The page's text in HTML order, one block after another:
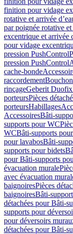
finition pour vidage
rotative et arrivée
par poignée rotative et
excentrique et arrivée
pour vidage
pression PushControl
pression PushControl
cache-bonde
raccordement
rinçageGeberit Duofix
porteursPièces
porteursHabillages
AccessoiresBâti-
supports pour WC
WCBâti-supports
pour lavabosBâti-
supports pour bidets
pour Bâti-supports
évacuation murale
avec évacuation
baignoiresPièces
baignoiresBâti-
détachées pour Bâti-
supports pour
pour déversoirs
détachées pour Bâti-